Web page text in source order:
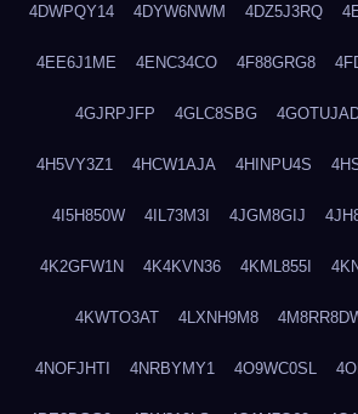
4DWPQY14 4DYW6NWM 4DZ5J3RQ
4EE6J1ME 4ENC34CO 4F88GRG8
4GJRPJFP 4GLC8SBG
4H5VY3Z1 4HCW1AJA 4HINPU4S
4I5H850W 4IL73M3I 4JGM8GIJ
4K2GFW1N 4K4KVN36 4KML855I
4KWTO3AT 4LXNH9M8
4NOFJHTI 4NRBYMY1 4O9WC0SL